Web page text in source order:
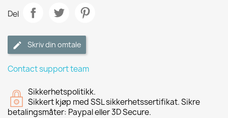
Del
Skriv din omtale
Contact support team
Sikkerhetspolitikk.
Sikkert kjøp med SSL sikkerhetssertifikat. Sikre
betalingsmåter: Paypal eller 3D Secure.